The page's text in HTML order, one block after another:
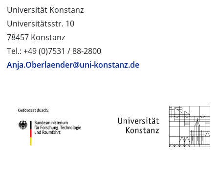
Universität Konstanz
Universitätsstr. 10
78457 Konstanz
Tel.: +49 (0)7531 / 88-2800
Anja.Oberlaender@uni-konstanz.de